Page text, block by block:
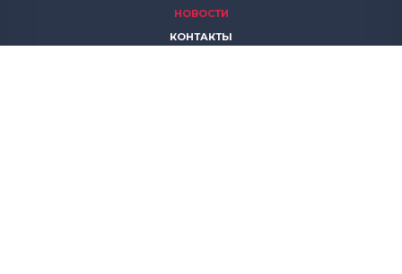
НОВОСТИ
КОНТАКТЫ